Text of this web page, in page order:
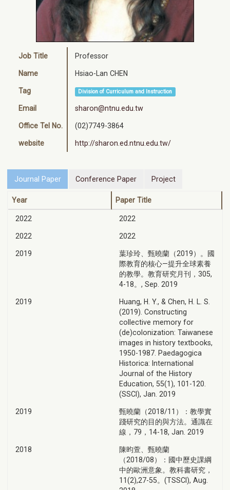
Job Title Professor
Name Hsiao-Lan CHEN
Tag Division of Curriculum and Instruction
Email sharon@ntnu.edu.tw
Office Tel No. (02)7749-3864
website http://sharon.ed.ntnu.edu.tw/
Journal Paper Conference Paper Project
Year Paper Title
2022 2022
2022 2022
2019
葉珍玲、甄曉蘭（2019）。國
際教育的核心—提升全球素養
的教學。教育研究月刊，305,
4-18。, Sep. 2019
2019
Huang, H. Y., & Chen, H. L. S.
(2019). Constructing
collective memory for
(de)colonization: Taiwanese
images in history textbooks,
1950-1987. Paedagogica
Historica: International
Journal of the History
Education, 55(1), 101-120.
(SSCI), Jan. 2019
2019
甄曉蘭（2018/11）：教學實
踐研究的目的與方法。通識在
線，79，14-18, Jan. 2019
2018
陳昀萱、甄曉蘭
（2018/08）：國中歷史課綱
中的歐洲意象。教科書研究，
11(2),27-55。(TSSCI), Aug.